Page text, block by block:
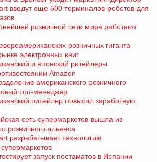
введут еще 500 терминалов-роботов для
розничной сети мира работают
розничных гиганта
электронных книг
и японcкий ритейлеры
Amazon
американского розничного
топ-менеджер
ритейлер повысил заработную
сеть супермаркетов вышла из
розничного альянса
разрабатывает технологию
запуск постаматов в Испании